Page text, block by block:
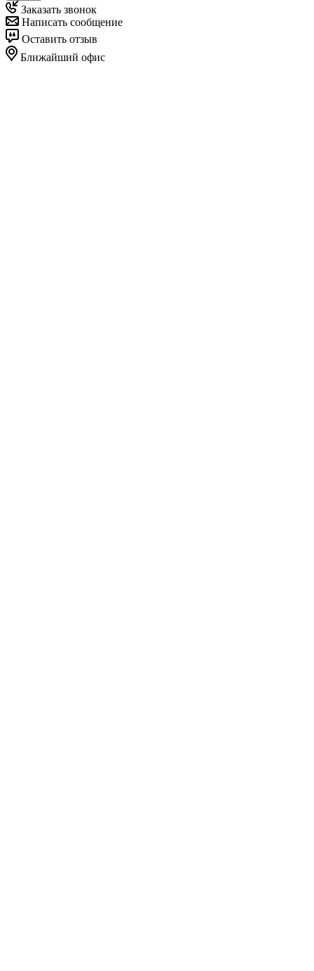
Заказать звонок
Написать сообщение
Оставить отзыв
Ближайший офис